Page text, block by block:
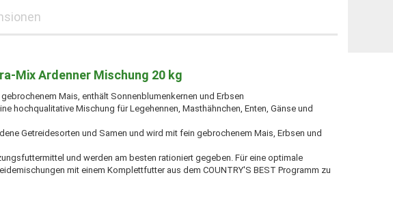
Mix Ardenner Mischung 20 kg
Mais, enthält Sonnenblumenkernen und Erbsen
hochqualitative Mischung für Legehennen, Masthähnchen, Enten, Gänse und
Getreidesorten und Samen und wird mit fein gebrochenem Mais, Erbsen und
und werden am besten rationiert gegeben. Für eine optimale
mit einem Komplettfutter aus dem COUNTRY'S BEST Programm zu